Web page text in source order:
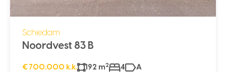
Schiedam
Noordvest 83 B
€ 700.000 k.k. 192 m2 4 A